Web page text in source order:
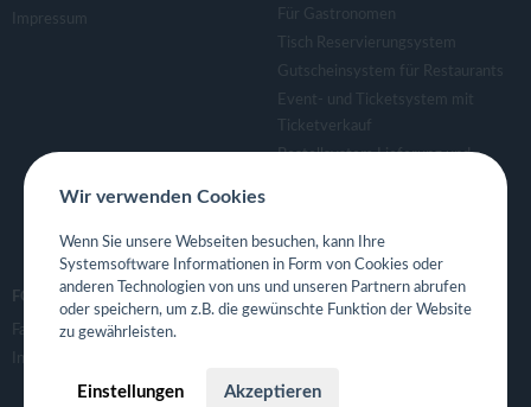
Impressum
Für Gastronomen
Tisch Reservierungsystem
Gutscheinsystem für Restaurants
Event- und Ticketsystem mit
Ticketverkauf
Bestellsystem Lieferung und
Eigene App für Restaurant
FOLGE UNS
Facebook
Instagram
Wir verwenden Cookies
Wenn Sie unsere Webseiten besuchen, kann Ihre
Systemsoftware Informationen in Form von Cookies oder
anderen Technologien von uns und unseren Partnern abrufen
oder speichern, um z.B. die gewünschte Funktion der Website
zu gewährleisten.
Einstellungen Akzeptieren